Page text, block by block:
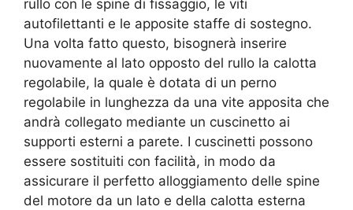
rullo con le spine di fissaggio, le viti
autofilettanti e le apposite staffe di sostegno.
Una volta fatto questo, bisognerà inserire
nuovamente al lato opposto del rullo la calotta
regolabile, la quale è dotata di un perno
regolabile in lunghezza da una vite apposita che
andrà collegato mediante un cuscinetto ai
supporti esterni a parete. I cuscinetti possono
essere sostituiti con facilità, in modo da
assicurare il perfetto alloggiamento delle spine
del motore da un lato e della calotta esterna